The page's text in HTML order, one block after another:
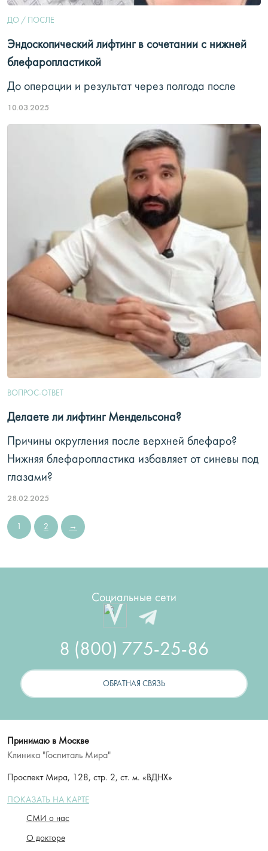
ДО / ПОСЛЕ
Эндоскопический лифтинг в сочетании с нижней
блефаропластикой
До операции и результат через полгода после
10.03.2025
ВОПРОС-ОТВЕТ
Делаете ли лифтинг Мендельсона?
Причины округления после верхней блефаро?
Нижняя блефаропластика избавляет от синевы под
глазами?
28.02.2025
Пагинация
СтраницаСтраница
2 →
Социальные сети
8 (800) 775-25-86
ОБРАТНАЯ СВЯЗЬ
Принимаю в Москве
Клиника "Госпиталь Мира"
Проспект Мира, 128, стр. 2, ст. м. «ВДНХ»
ПОКАЗАТЬ НА КАРТЕ
СМИ о нас
О докторе